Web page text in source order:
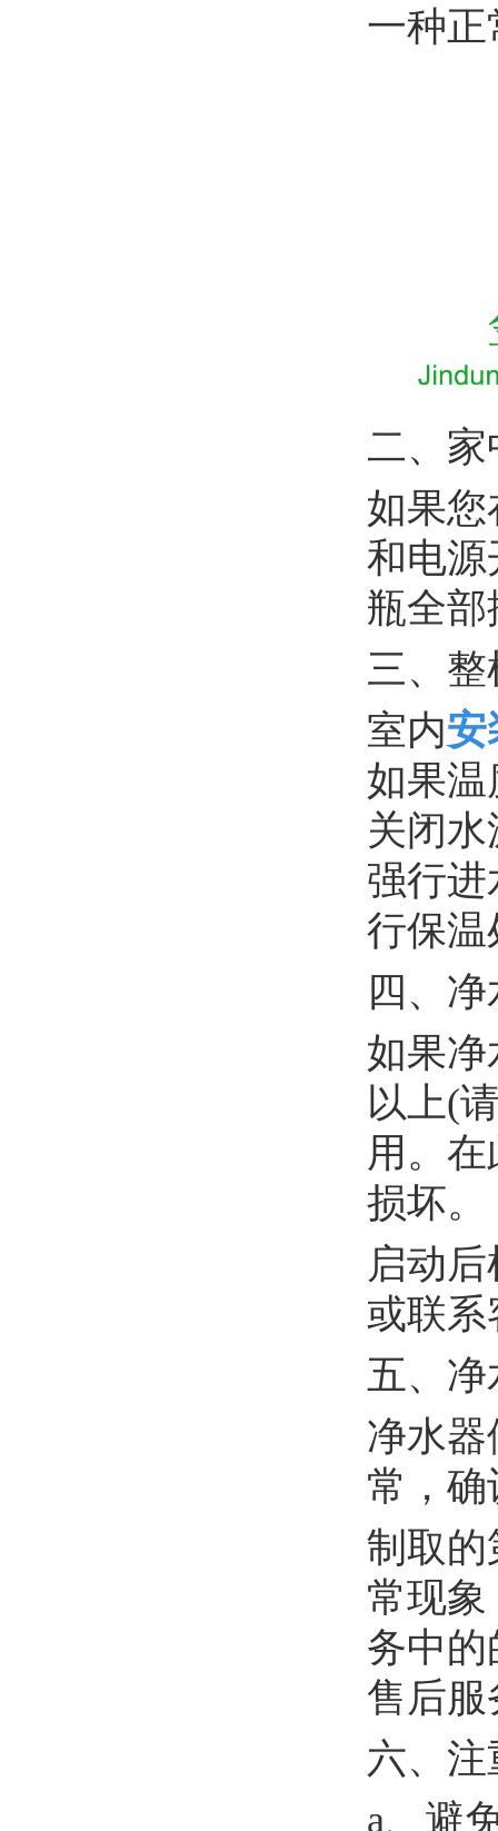
一种
二、
如果
和电源
瓶全
三、
室内安
如果
关闭
强行
行保温
四、
如果
以上(
用。
损坏。
启动
或联系
五、净
净水
常，
制取的
常现
务中的
售后
六、
a、避